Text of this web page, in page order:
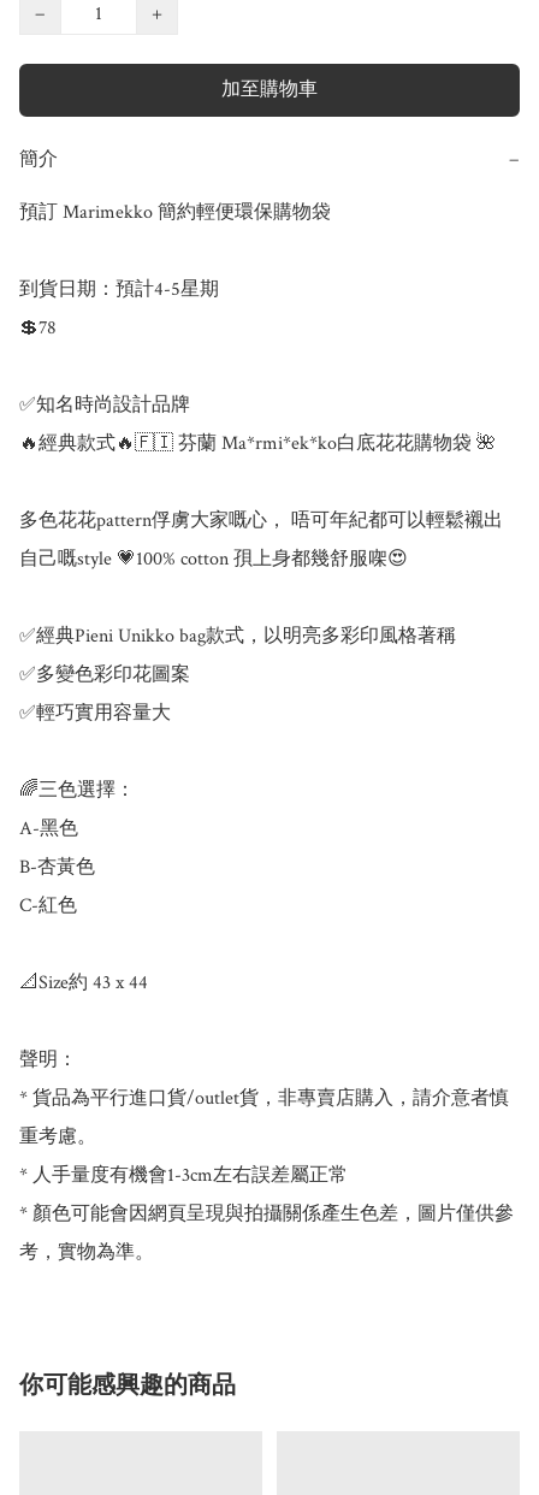
−
+
加至購物車
簡介 −
預訂 Marimekko 簡約輕便環保購物袋
到貨日期：預計4-5星期
💲78
✅知名時尚設計品牌
🔥經典款式🔥🇫🇮 芬蘭 Ma*rmi*ek*ko白底花花購物袋 🌺
多色花花pattern俘虜大家嘅心， 唔可年紀都可以輕鬆襯出
自己嘅style 💗100% cotton 孭上身都幾舒服㗎😍
✅經典Pieni Unikko bag款式，以明亮多彩印風格著稱
✅多變色彩印花圖案
✅輕巧實用容量大
🌈三色選擇：
A-黑色
B-杏黃色
C-紅色
📐Size約 43 x 44 ​
聲明：
* 貨品為平行進口貨/outlet貨，非專賣店購入，請介意者慎
重考慮。
* 人手量度有機會1-3cm左右誤差屬正常
* 顏色可能會因網頁呈現與拍攝關係產生色差，圖片僅供參
考，實物為準。
你可能感興趣的商品